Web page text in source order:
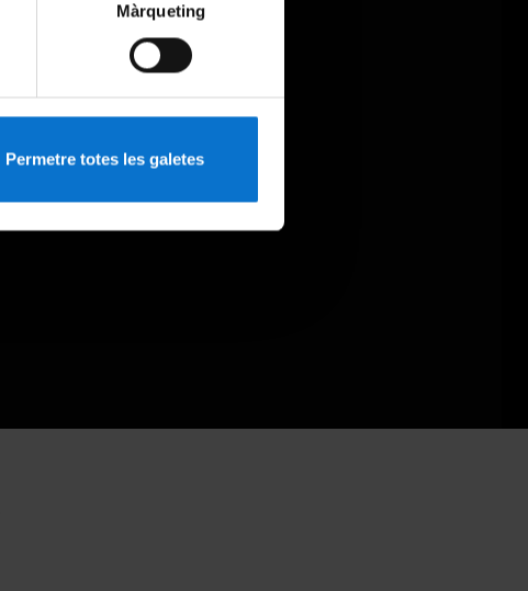
Màrqueting
Permetre totes les galetes